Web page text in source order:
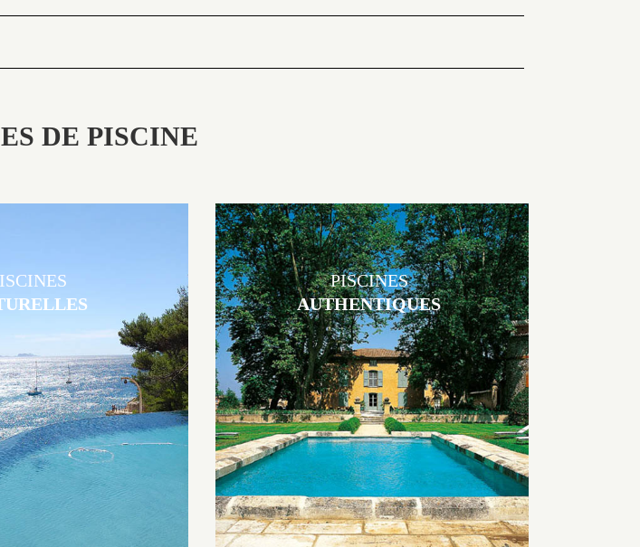
DE PISCINE
Jacques Brens sont originales, elles
leur environnement grâce à un jeu de
conçu par notre bureau d’étude
spécialisé.
Les piscines en béton authentiques Jacques Brens se démarquent par
la noblesse des matériaux
utilisés pour garder un aspect ancien, retrouver une patine naturelle
ou créer un ornement de pierres de taille.
PISCINES
AUTHENTIQUES